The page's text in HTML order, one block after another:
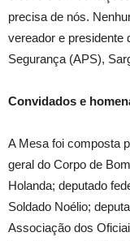
precisa de nós.
vereador e presidente
Segurança (APS),
Convidados e
A Mesa foi composta
geral do Corpo de
Holanda; deputado
Soldado Noélio;
Associação dos